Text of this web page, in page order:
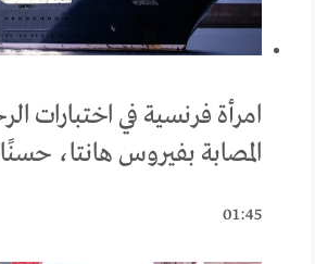
امرأة فرنسية في اختبارات
المصابة بفيروس هانتا، حسنًا
01:45